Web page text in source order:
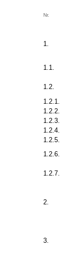
Nr.
1.
1.1.
1.2.
1.2.1.
1.2.2.
1.2.3.
1.2.4.
1.2.5.
1.2.6.
1.2.7.
2.
3.